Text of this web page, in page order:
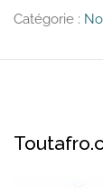
Premium
Catégorie :